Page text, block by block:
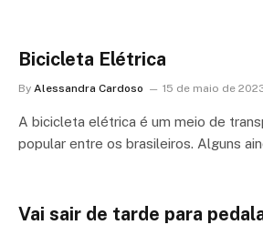
Bicicleta Elétrica
By Alessandra Cardoso 15 de maio de
A bicicleta elétrica é um meio de
popular entre os brasileiros. Alguns
Vai sair de tarde para